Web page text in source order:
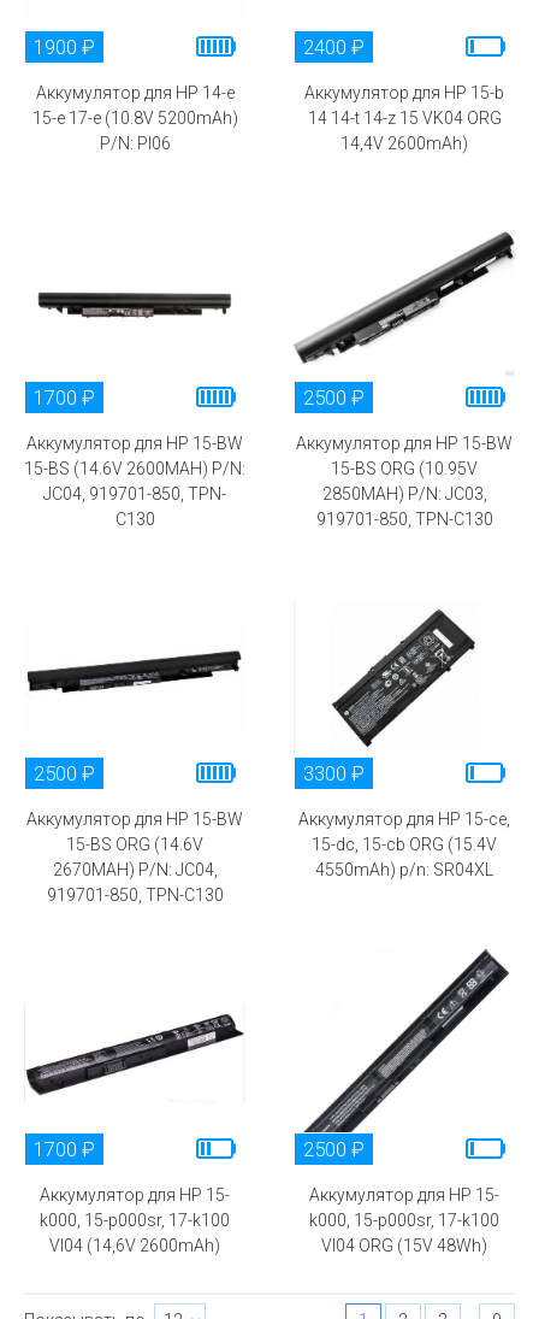
1900 ₽
Аккумулятор для HP 14-e
15-e 17-e (10.8V 5200mAh)
P/N: PI06
2400 ₽
Аккумулятор для HP 15-b
14 14-t 14-z 15 VK04 ORG
14,4V 2600mAh)
1700 ₽
Аккумулятор для HP 15-BW
15-BS (14.6V 2600MAH) P/N:
JC04, 919701-850, TPN-
C130
2500 ₽
Аккумулятор для HP 15-BW
15-BS ORG (10.95V
2850MAH) P/N: JC03,
919701-850, TPN-C130
2500 ₽
Аккумулятор для HP 15-BW
15-BS ORG (14.6V
2670MAH) P/N: JC04,
919701-850, TPN-C130
3300 ₽
Аккумулятор для HP 15-ce,
15-dc, 15-cb ORG (15.4V
4550mAh) p/n: SR04XL
1700 ₽
Аккумулятор для HP 15-
k000, 15-p000sr, 17-k100
VI04 (14,6V 2600mAh)
2500 ₽
Аккумулятор для HP 15-
k000, 15-p000sr, 17-k100
VI04 ORG (15V 48Wh)